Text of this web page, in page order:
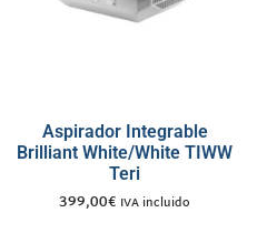
Aspirador Integrable
Brilliant White/White TIWW
Teri
399,00€ IVA incluido